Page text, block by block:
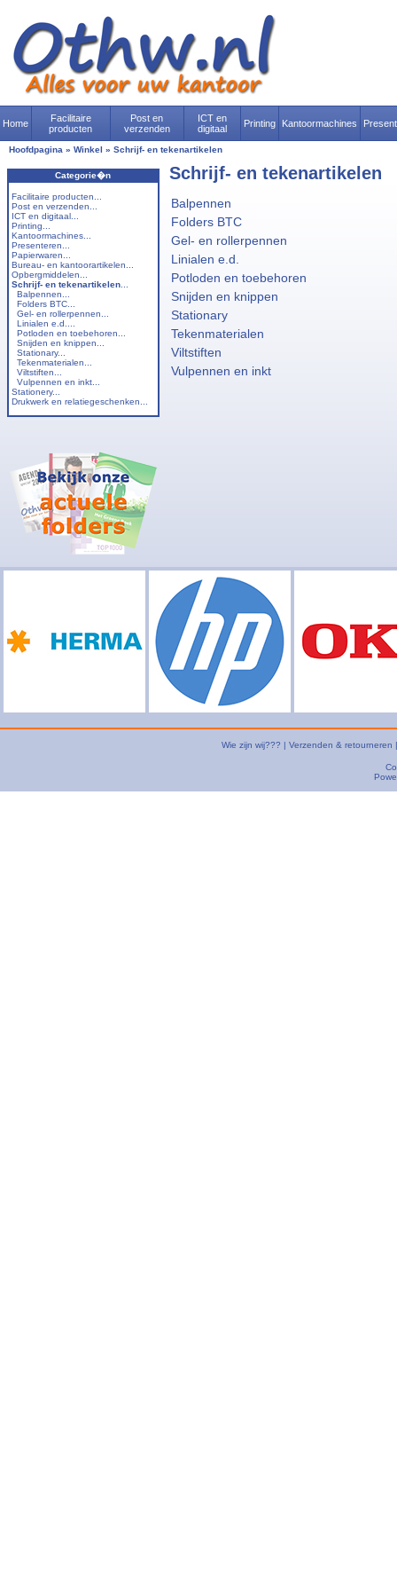
Home
Facilitaire
producten
Post en
verzenden
ICT en
digitaal
Printing Kantoormachines
Hoofdpagina » Winkel » Schrijf- en tekenartikelen
Categorie�n
Facilitaire producten...
Post en verzenden...
ICT en digitaal...
Printing...
Kantoormachines...
Presenteren...
Papierwaren...
Bureau- en kantoorartikelen...
Opbergmiddelen...
Schrijf- en tekenartikelen
Balpennen...
Folders BTC...
Gel- en rollerpennen...
Linialen e.d....
Potloden en toebehoren...
Snijden en knippen...
Stationary...
Tekenmaterialen...
Viltstiften...
Vulpennen en inkt...
Stationery...
Drukwerk en relatiegeschenken...
Schrijf- en tekenartikelen
Balpennen
Folders BTC
Gel- en rollerpennen
Linialen e.d.
Potloden en toebehoren
Snijden en knippen
Stationary
Tekenmaterialen
Viltstiften
Vulpennen en inkt
Wie zijn wij??? | Verzenden & retourneren